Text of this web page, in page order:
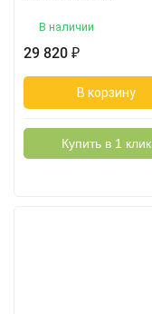
В наличии
29 820 ₽
В корзину
Купить в 1 клик